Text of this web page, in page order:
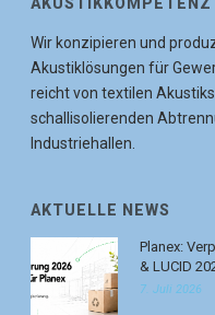
AKUSTIKKOMPETENZ
Wir konzipieren und
Akustiklösungen für
reicht von textilen
schallisolierenden
Industriehallen.
AKTUELLE NEWS
Planex:
& LUCID
7. Juli 2026